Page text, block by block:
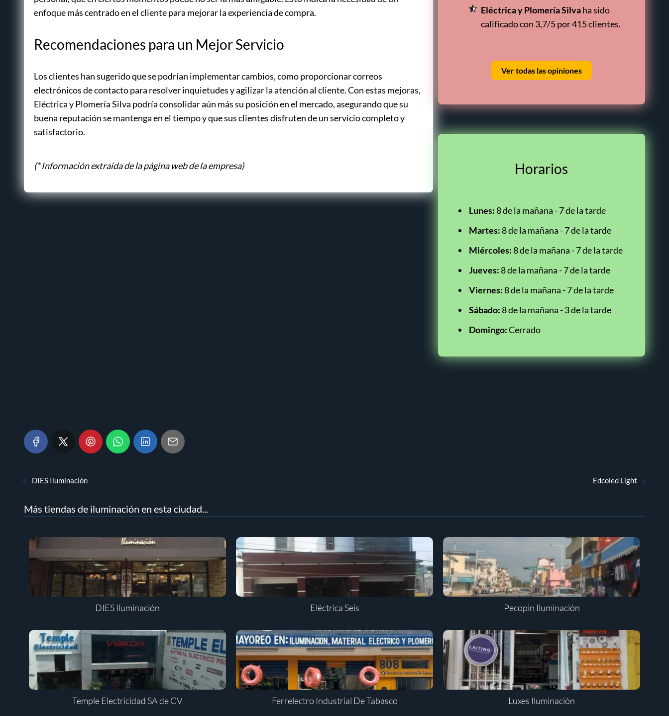
enfoque más centrado en el cliente para mejorar la experiencia de compra.
Recomendaciones para un Mejor Servicio
Los clientes han sugerido que se podrían implementar cambios, como proporcionar correos
electrónicos de contacto para resolver inquietudes y agilizar la atención al cliente. Con estas mejoras,
Eléctrica y Plomería Silva podría consolidar aún más su posición en el mercado, asegurando que su
buena reputación se mantenga en el tiempo y que sus clientes disfruten de un servicio completo y
satisfactorio.
(* Información extraída de la página web de la empresa)
Eléctrica y Plomería Silvaha sido
calificado con 3,7/5 por 415 clientes.
Ver todas las opiniones
Horarios
Lunes:8 de la mañana - 7 de la tarde
Martes:8 de la mañana - 7 de la tarde
Miércoles:8 de la mañana - 7 de la tarde
Jueves:8 de la mañana - 7 de la tarde
Viernes:8 de la mañana - 7 de la tarde
Sábado:8 de la mañana - 3 de la tarde
Domingo:Cerrado
DIES Iluminación Edcoled Light
Más tiendas de iluminación en esta ciudad...
DIES Iluminación Eléctrica Seis Pecopin Iluminación
Temple Electricidad SA de CV Ferrelectro Industrial De Tabasco Luxes Iluminación